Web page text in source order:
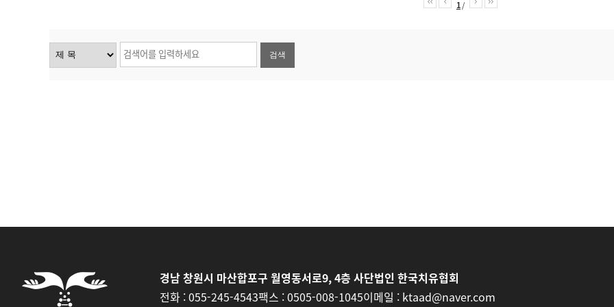
1 /
검색
경남 창원시 마산합포구 월영동서로9, 4층 사단법인 한국치유협회
전화 : 055-245-4543팩스 : 0505-008-1045이메일 : ktaad@naver.com